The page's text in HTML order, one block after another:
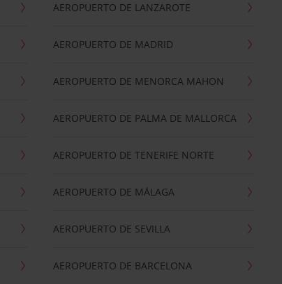
AEROPUERTO DE LANZAROTE
AEROPUERTO DE MADRID
AEROPUERTO DE MENORCA MAHON
AEROPUERTO DE PALMA DE MALLORCA
AEROPUERTO DE TENERIFE NORTE
AEROPUERTO DE MÁLAGA
AEROPUERTO DE SEVILLA
AEROPUERTO DE BARCELONA